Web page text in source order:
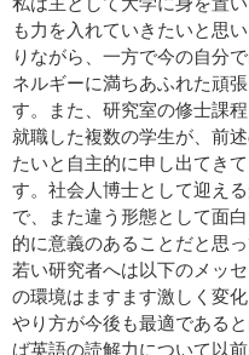
も力を入れていきたいと思
りながら、一方で今の自分
ネルギーに満ちあふれた頑
す。また、研究室の修士課
就職した複数の学生が、前
たいと自主的に申し出てき
す。社会人博士として迎え
で、また違う形態として面
的に意義のあることだと思っ
若い研究者へは以下のメッ
の環境はますます激しく変
やり方が今後も最適である
ば英語の読解力について以